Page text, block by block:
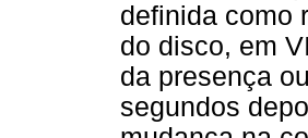
definida como
do disco, em
da presença
segundos